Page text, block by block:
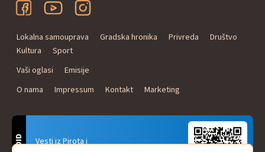
Lokalna samouprava Gradska hronika Privreda
Društvo
Kultura
Sport
Vaši oglasi
Emisije
O nama
Impressum Kontakt Marketing
Vesti iz Pirota i